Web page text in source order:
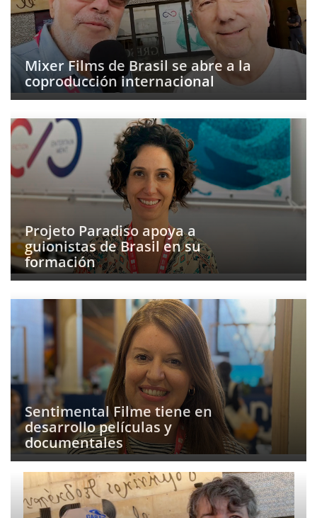
Mixer Films de Brasil se abre a la
coproducción internacional
Projeto Paradiso apoya a
guionistas de Brasil en su
formación
Sentimental Filme tiene en
desarrollo películas y
documentales